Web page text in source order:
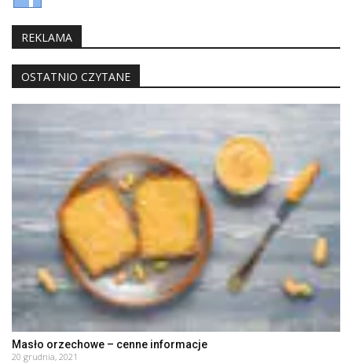
REKLAMA
OSTATNIO CZYTANE
Masło orzechowe – cenne informacje
20 grudnia, 2021